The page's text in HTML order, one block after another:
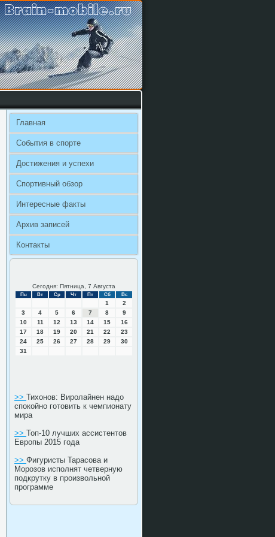
Главная
События в спорте
Достижения и успехи
Спортивный обзор
Интересные факты
Архив записей
Контакты
Сегодня: Пятница, 7 Августа
Пн Вт Ср Чт Пт Сб Вс
1
2
3
4 5 6 7 8
9
10
11 12 13 14 15
16
17
18 19 20 21 22
23
24
25 26 27 28 29
30
31
>> Тихонов: Виролайнен надо
спокойно готовить к чемпионату
мира
>> Топ-10 лучших ассистентов
Европы 2015 года
>> Фигуристы Тарасова и
Морозов исполнят четверную
подкрутку в произвольной
программе